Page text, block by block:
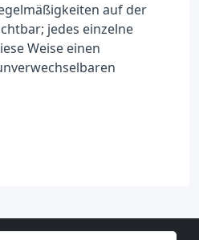
auf der
jedes einzelne
Weise einen